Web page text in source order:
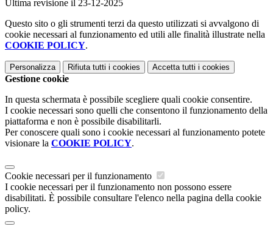
Ultima revisione il 23-12-2025
Questo sito o gli strumenti terzi da questo utilizzati si avvalgono di
cookie necessari al funzionamento ed utili alle finalità illustrate nella
COOKIE POLICY.
Personalizza Rifiuta tutti i cookies Accetta tutti i cookies
Gestione cookie
In questa schermata è possibile scegliere quali cookie consentire.
I cookie necessari sono quelli che consentono il funzionamento della
piattaforma e non è possibile disabilitarli.
Per conoscere quali sono i cookie necessari al funzionamento potete
visionare la COOKIE POLICY.
Cookie necessari per il funzionamento
I cookie necessari per il funzionamento non possono essere
disabilitati. È possibile consultare l'elenco nella pagina della cookie
policy.